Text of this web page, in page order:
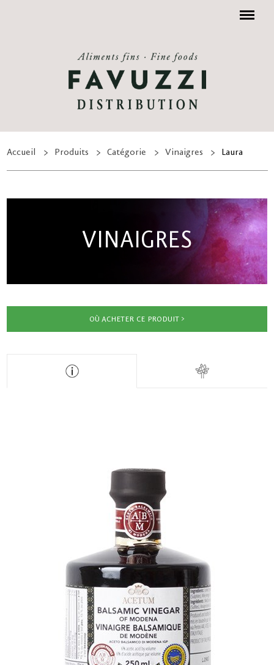
Menu
Accueil Produits Catégorie Vinaigres Laura
VINAIGRES
OÙ ACHETER CE PRODUIT